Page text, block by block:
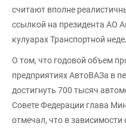
считают вполне
ссылкой на президента АО
кулуарах Транспортной
О том, что годовой объем
предприятиях АвтоВАЗа в
достигнуть 700 тысяч
Совете Федерации глава
отмечал, что в